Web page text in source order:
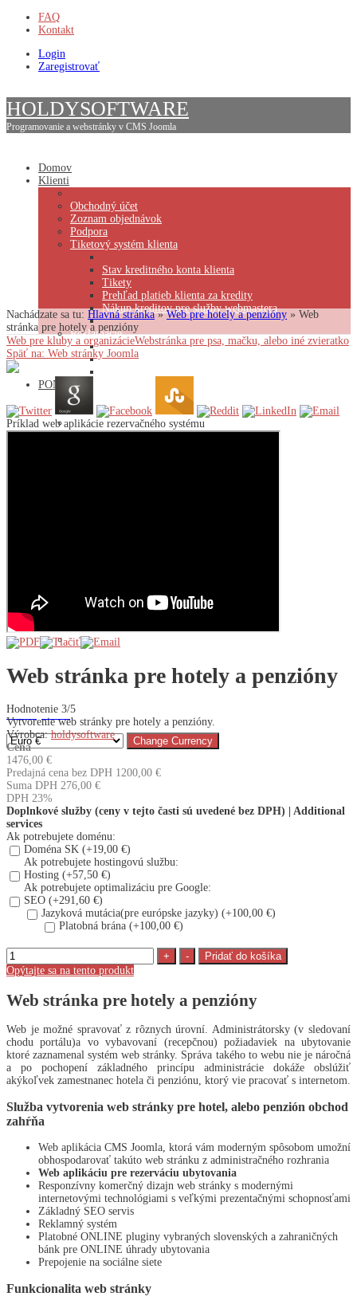
FAQ
Kontakt
Login
Zaregistrovať
HOLDYSOFTWARE
Programovanie a webstránky v CMS Joomla
Domov
Klienti
Obchodný účet
Zoznam objednávok
Podpora
Tiketový systém klienta
Stav kreditného konta klienta
Tikety
Prehľad platieb klienta za kredity
Nákup kreditov pre služby webmastera
Reklamácie
Zoznam reklamácií
PONUKA
Joomla aplikácie
VirtueMart aplikácie
Modernizácia webov
Podmienky používania
Spracovanie osobných údajov
Prázdny košík
Nachádzate sa tu: Hlavná stránka»Web pre hotely a penzióny » Web
stránka pre hotely a penzióny
Web pre kluby a organizácieWebstránka pre psa, mačku, alebo iné zvieratko
Späť na: Web stránky Joomla
Príklad web aplikácie rezervačného systému
Web stránka pre hotely a penzióny
Hodnotenie 3/5
Vytvorenie web stránky pre hotely a penzióny.
Výrobca:holdysoftware
Cena
1476,00 €
Predajná cena bez DPH 1200,00 €
Suma DPH 276,00 €
DPH 23%
Doplnkové služby (ceny v tejto časti sú uvedené bez DPH) | Additional
services
Ak potrebujete doménu:
Doména SK (+19,00 €)
Ak potrebujete hostingovú službu:
Hosting (+57,50 €)
Ak potrebujete optimalizáciu pre Google:
SEO (+291,60 €)
Jazyková mutácia(pre európske jazyky) (+100,00 €)
Platobná brána (+100,00 €)
Opýtajte sa na tento produkt
Web stránka pre hotely a penzióny
Web je možné spravovať z rôznych úrovní. Administrátorsky (v sledovaní
chodu portálu)a vo vybavovaní (recepčnou) požiadaviek na ubytovanie
ktoré zaznamenal systém web stránky. Správa takého to webu nie je náročná
a po pochopení základného princípu administrácie dokáže obslúžiť
akýkoľvek zamestnanec hotela či penziónu, ktorý vie pracovať s internetom.
Služba vytvorenia web stránky pre hotel, alebo penzión obchod
zahŕňa
Web aplikácia CMS Joomla, ktorá vám moderným spôsobom umožní
obhospodarovať takúto web stránku z administračného rozhrania
Web aplikáciu pre rezerváciu ubytovania
Responzívny komerčný dizajn web stránky s modernými
internetovými technológiami s veľkými prezentačnými schopnosťami
Základný SEO servis
Reklamný systém
Platobné ONLINE pluginy vybraných slovenských a zahraničných
bánk pre ONLINE úhrady ubytovania
Prepojenie na sociálne siete
Funkcionalita web stránky